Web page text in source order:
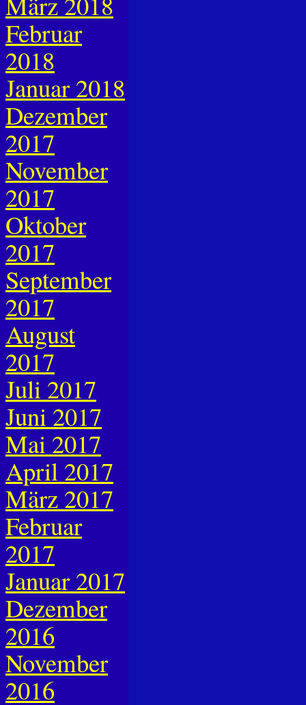
Februar
2018
Januar 2018
Dezember
2017
November
2017
Oktober
2017
September
2017
August
2017
Juli 2017
Juni 2017
Mai 2017
April 2017
März 2017
Februar
2017
Januar 2017
Dezember
2016
November
2016